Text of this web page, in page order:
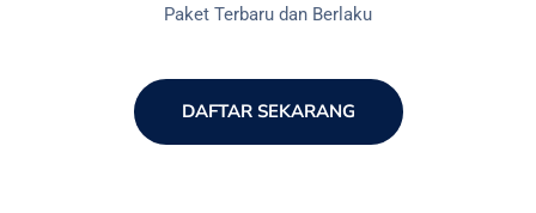
Paket Terbaru dan Berlaku
DAFTAR SEKARANG